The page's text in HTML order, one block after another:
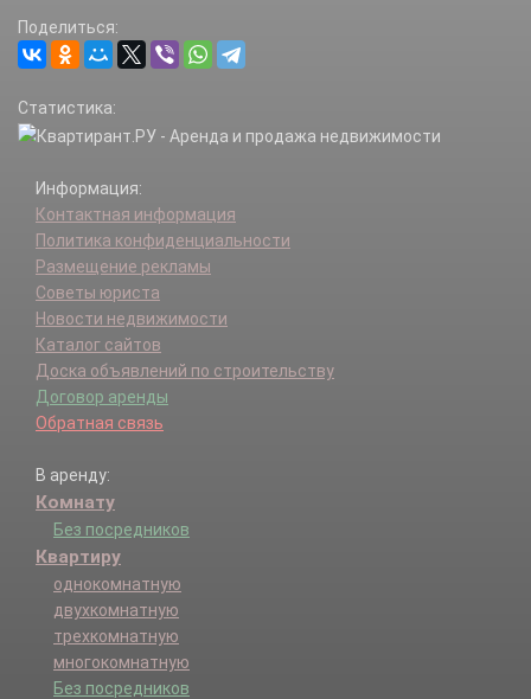
Поделиться:
Статистика:
Информация:
Контактная информация
Политика конфиденциальности
Размещение рекламы
Советы юриста
Новости недвижимости
Каталог сайтов
Доска объявлений по строительству
Договор аренды
Обратная связь
В аренду:
Комнату
Без посредников
Квартиру
однокомнатную
двухкомнатную
трехкомнатную
многокомнатную
Без посредников